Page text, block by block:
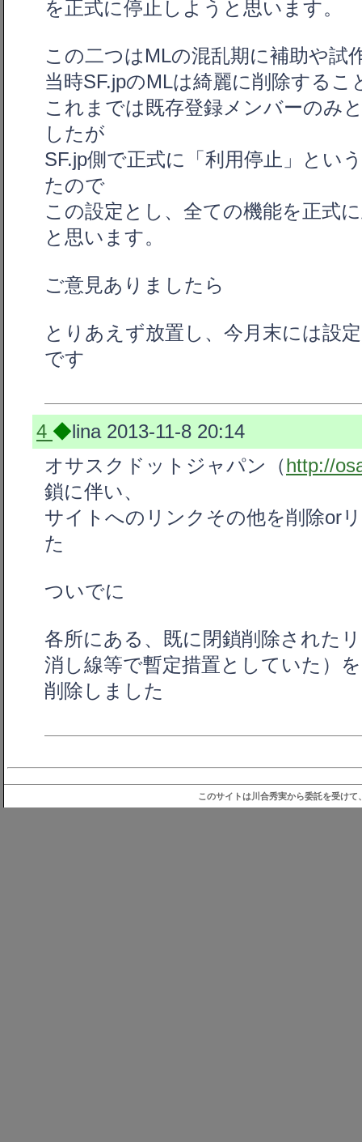
を正式に停止しようと思います。
この二つはMLの混乱期に補助や試
当時SF.jpのMLは綺麗に削除する
これまでは既存登録メンバーのみ
したが
SF.jp側で正式に「利用停止」とい
たので
この設定とし、全ての機能を正式
と思います。
ご意見ありましたら
とりあえず放置し、今月末には設
です
4 ◆lina 2013-11-8 20:14
オサスクドットジャパン（http://
鎖に伴い、
サイトへのリンクその他を削除or
た
ついでに
各所にある、既に閉鎖削除された
消し線等で暫定措置としていた）を
削除しました
このサイトは川合秀実から委託を受け